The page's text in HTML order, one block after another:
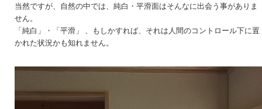
当然ですが、自然の中では、純白・平滑面はそんなに出会う事がありま
せん。
「純白」・「平滑」 、もしかすれば、それは人間のコントロール下に置
かれた状況かも知れません。